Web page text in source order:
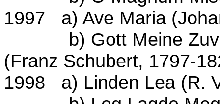
1997 a) Ave Maria
b) Gott Meine
(Franz Schubert, 1797-
1998 a) Linden Lea (R.